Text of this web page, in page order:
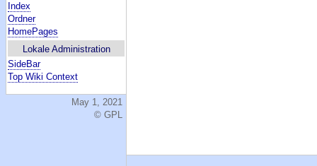
Index
Ordner
HomePages
Lokale Administration
SideBar
Top Wiki Context
May 1, 2021
© GPL